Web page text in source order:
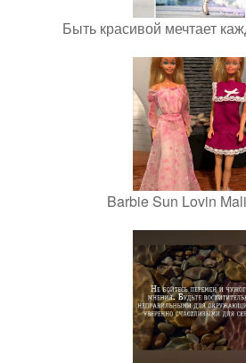
Быть красивой мечтает
Barbie Sun Lovin